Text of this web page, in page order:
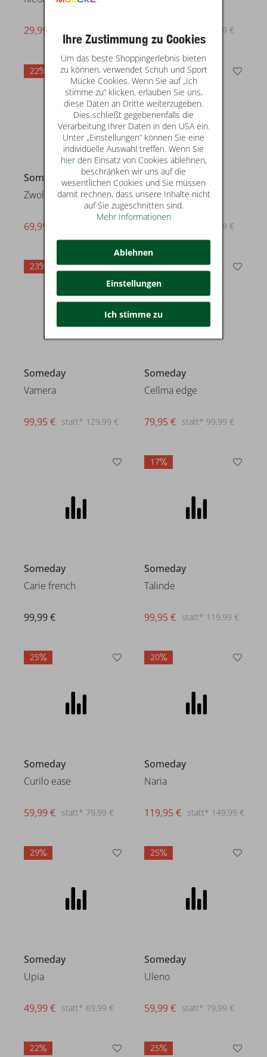
29,99 € statt* 39,99 €
22
Someday
Zwoli
69,99 €
22
Someday
Cisilia balance
statt* 89,99 €
23
Someday
Vamera
statt* 129,99 €
99,95 €
20
Someday
Cellma edge
statt* 99,99 €
79,95 €
Someday
Carie french
99,99 €
17
Someday
Talinde
statt* 119,99 €
99,95 €
25
Someday
Curilo ease
statt* 79,99 €
59,99 €
20
Someday
Naria
statt* 149,99 €
119,95 €
29
Someday
Upia
statt* 69,99 €
49,99 €
25
Someday
Uleno
statt* 79,99 €
59,99 €
22 25
Ihre Zustimmung zu Cookies
Um das beste Shoppingerlebnis bieten
zu können, verwendet Schuh und Sport
Mücke Cookies. Wenn Sie auf „Ich
stimme zu“ klicken, erlauben Sie uns,
diese Daten an Dritte weiterzugeben.
Dies schließt gegebenenfalls die
Verarbeitung Ihrer Daten in den USA ein.
Unter „Einstellungen“ können Sie eine
individuelle Auswahl treffen. Wenn Sie
hierden Einsatz von Cookies ablehnen,
beschränken wir uns auf die
wesentlichen Cookies und Sie müssen
damit rechnen, dass unsere Inhalte nicht
auf Sie zugeschnitten sind.
Mehr Informationen
Ablehnen
Einstellungen
Ich stimme zu